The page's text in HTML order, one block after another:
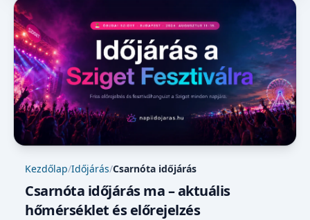
Kezdőlap/Időjárás/Csarnóta időjárás
Csarnóta időjárás ma – aktuális
hőmérséklet és előrejelzés